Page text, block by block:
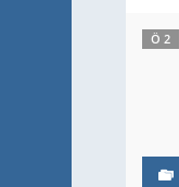
Ö 2